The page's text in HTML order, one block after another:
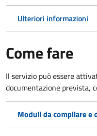
Ulteriori informazioni
Come fare
Il servizio può essere
documentazione prevista,
Moduli da compilare e